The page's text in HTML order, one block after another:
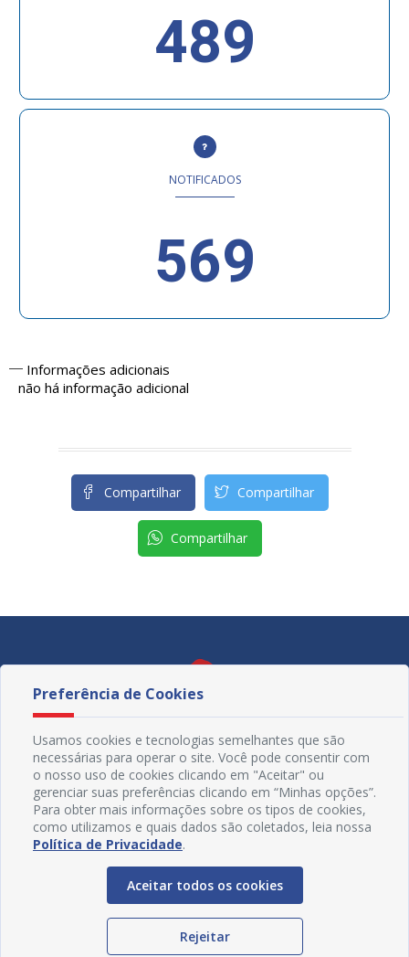
489
NOTIFICADOS
569
Informações adicionais
não há informação adicional
Compartilhar Compartilhar
Compartilhar
Redes Sociais
Preferência de Cookies
Usamos cookies e tecnologias semelhantes que são
necessárias para operar o site. Você pode consentir com
o nosso uso de cookies clicando em "Aceitar" ou
gerenciar suas preferências clicando em “Minhas opções”.
Para obter mais informações sobre os tipos de cookies,
como utilizamos e quais dados são coletados, leia nossa
Política de Privacidade.
Aceitar todos os cookies
Rejeitar